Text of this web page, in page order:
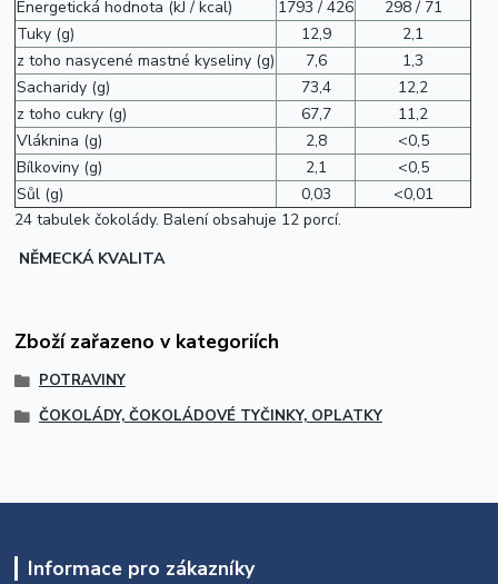
Energetická hodnota (kJ / kcal)
1793 / 426
298 / 71
Tuky (g)
12,9
2,1
z toho nasycené mastné kyseliny (g)
7,6
1,3
Sacharidy (g)
73,4
12,2
z toho cukry (g)
67,7
11,2
Vláknina (g)
2,8
<0,5
Bílkoviny (g)
2,1
<0,5
Sůl (g)
0,03
<0,01
24 tabulek čokolády. Balení obsahuje 12 porcí.
NĚMECKÁ KVALITA
Zboží zařazeno v kategoriích
POTRAVINY
ČOKOLÁDY, ČOKOLÁDOVÉ TYČINKY, OPLATKY
Informace pro zákazníky